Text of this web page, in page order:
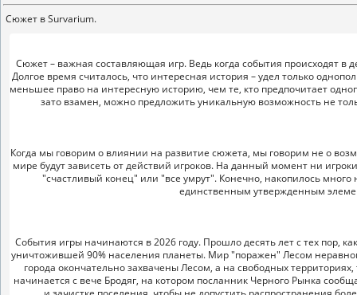
Сюжет в Survarium.
Сюжет – важная составляющая игр. Ведь когда события происходят
Долгое время считалось, что интересная история – удел только
меньшее право на интересную историю, чем те, кто предпочитает
зато взамен, можно предложить уникальную возможность не
Когда мы говорим о влиянии на развитие сюжета, мы говорим не о
мире будут зависеть от действий игроков. На данный момент ни
"счастливый конец" или "все умрут". Конечно, накопилось
единственным утвержденным
События игры начинаются в 2026 году. Прошло десять лет с тех пор,
уничтожившей 90% населения планеты. Мир "поражен" Лесом
города окончательно захвачены Лесом, а на свободных
начинается с вече Бродяг, на котором посланник Черного Рынка